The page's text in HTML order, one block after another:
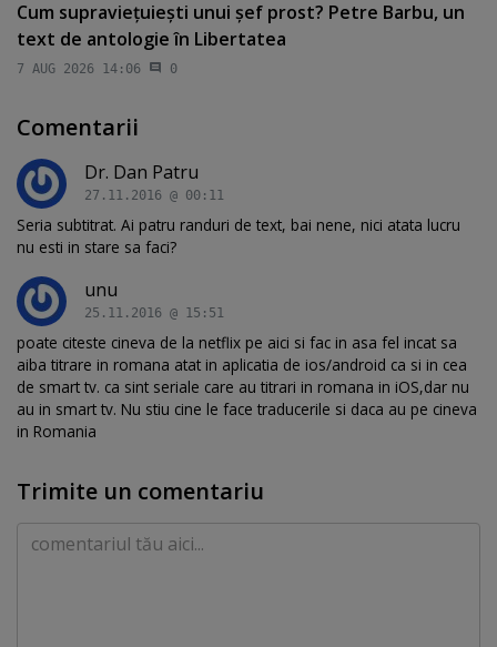
Cum supravieţuieşti unui şef prost? Petre Barbu, un
text de antologie în Libertatea
7 AUG 2026 14:06 0
Comentarii
Dr. Dan Patru
27.11.2016 @ 00:11
Seria subtitrat. Ai patru randuri de text, bai nene, nici atata lucru
nu esti in stare sa faci?
unu
25.11.2016 @ 15:51
poate citeste cineva de la netflix pe aici si fac in asa fel incat sa
aiba titrare in romana atat in aplicatia de ios/android ca si in cea
de smart tv. ca sint seriale care au titrari in romana in iOS,dar nu
au in smart tv. Nu stiu cine le face traducerile si daca au pe cineva
in Romania
Trimite un comentariu
Comentariu